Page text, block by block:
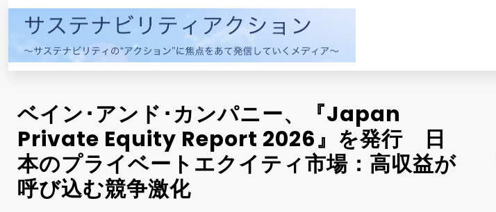
コ
ン
ベイン･アンド･カンパニー、『Japan
Private Equity Report 2026』を発行 日
本のプライベートエクイティ市場：高収益が
呼び込む競争激化